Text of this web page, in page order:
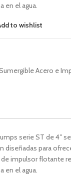
en el agua.
to wishlist
Acero e
serie ST de 4″
diseñadas para
impulsor flotante
en el agua.